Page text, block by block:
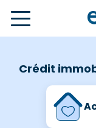
Crédit